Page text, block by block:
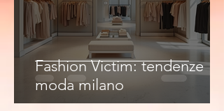
Fashion Victim: tendenze
moda milano